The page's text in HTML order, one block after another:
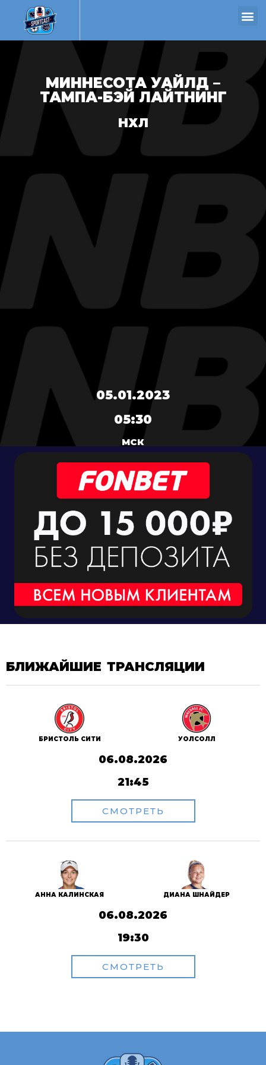
МИННЕСОТА УАЙЛД –
ТАМПА-БЭЙ ЛАЙТНИНГ
НХЛ
05.01.2023
05:30
МСК
БЛИЖАЙШИЕ ТРАНСЛЯЦИИ
БРИСТОЛЬ СИТИ УОЛСОЛЛ
06.08.2026
21:45
СМОТРЕТЬ
АННА КАЛИНСКАЯ ДИАНА ШНАЙДЕР
06.08.2026
19:30
СМОТРЕТЬ